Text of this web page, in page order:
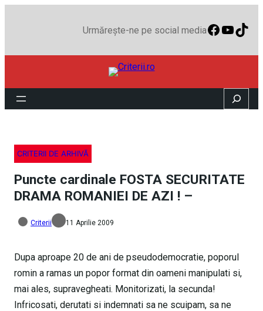
Urmărește-ne pe social media
Search
CRITERII DE ARHIVĂ
Puncte cardinale FOSTA SECURITATE
DRAMA ROMANIEI DE AZI ! –
Criterii 11 Aprilie 2009
Dupa aproape 20 de ani de pseudodemocratie, poporul
romin a ramas un popor format din oameni manipulati si,
mai ales, supravegheati. Monitorizati, la secunda!
Infricosati, derutati si indemnati sa ne scuipam, sa ne